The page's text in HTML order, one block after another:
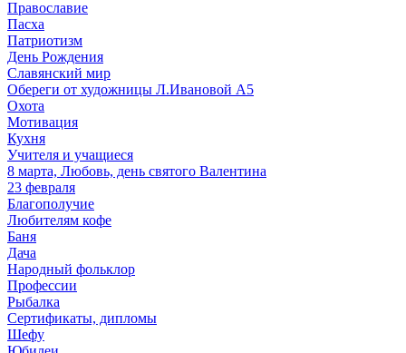
Православие
Пасха
Патриотизм
День Рождения
Славянский мир
Обереги от художницы Л.Ивановой А5
Охота
Мотивация
Кухня
Учителя и учащиеся
8 марта, Любовь, день святого Валентина
23 февраля
Благополучие
Любителям кофе
Баня
Дача
Народный фольклор
Профессии
Рыбалка
Сертификаты, дипломы
Шефу